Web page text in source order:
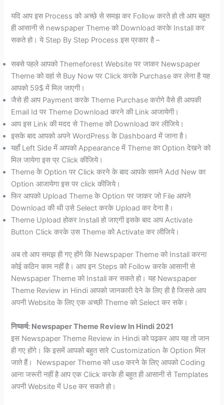
यदि आप इस Process को अच्छे से समझ कर Follow करते हो तो आप बहुत
ही आसानी से newspaper Theme को Download करके Install कर
सकते हो। ये Step By Step Process इस प्रकार है –
सबसे पहले आपको Themeforest Website पर जाकर Newspaper
Theme को वहां से Buy Now पर Click करके Purchase कर लेना है यह
आपको 59$ में मिल जाएगी।
जैसे ही आप Payment करके Theme Purchase करोगे वैसे ही आपकी
Email Id पर Theme Download करने की Link आजायेगी।
आप इस Link की मदद से Theme को Download कर लीजिये।
इसके बाद आपको अपने WordPress के Dashboard में जाना है।
यहाँ Left Side में आपको Appearance में Theme का Option देखने को
मिल जायेगा इस प्र Click कीजिये।
Theme के Option पर Click करने के बाद आपके सामने Add New का
Option आजायेगा इस पर click कीजिये।
फिर आपको Upload Theme के Option पर जाकर जो File आपने
Download की थी उसे Select करके Upload कर देना है।
Theme Upload होकर Install हो जाएगी इसके बाद आप Activate
Button Click करके उस Theme को Activate कर लीजिये।
अब तो आप समझ ही गए होंगे कि Newspaper Theme को Install करना
कोई कठिन काम नहीं है। आप इन Steps को Follow करके आसानी से
Newspaper Theme को Install कर सकते हो। यह Newspaper
Theme Review in Hindi आपको जानकारी देने के लिए ही है जिससे आप
अपनी Website के लिए एक अच्छी Theme को Select कर सके।
निष्कर्ष: Newspaper Theme Review In Hindi 2021
इस Newspaper Theme Review in Hindi को पढ़कर आप यह तो जान
ही गए होंगे। कि इसमें आपको बहुत सारे Customization के Option मिल
जाते हैं। Newspaper Theme को use करने के लिए आपको Coding
आना जरूरी नहीं है आप एक Click करके ही बहुत ही आसानी से Templates
अपनी Website में Use कर सकते हो।